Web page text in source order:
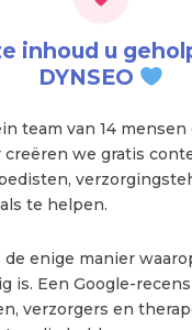
inhoud u
DYNSEO
team van 14 mensen
creëren we gratis
te helpen.
de enige manier
is. Een Google-
verzorgers en